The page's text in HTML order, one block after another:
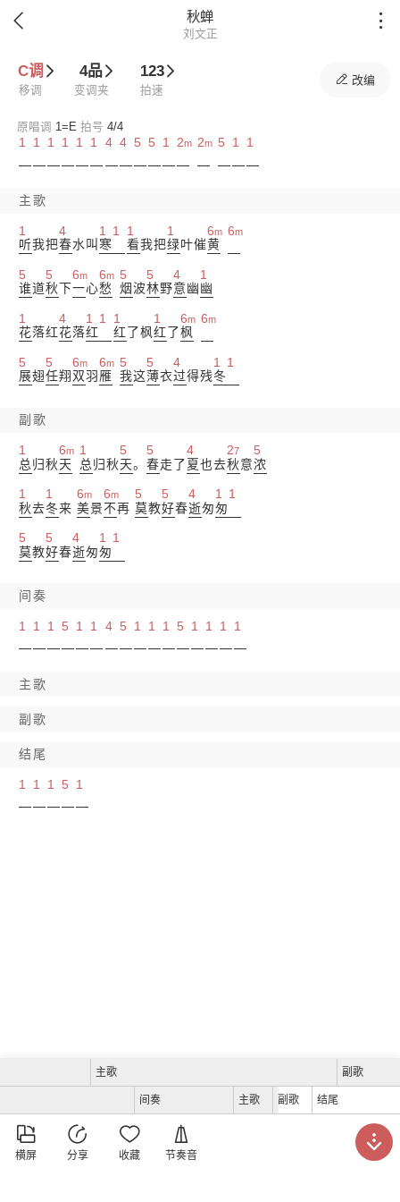
 秋蝉
刘文正

C调
移调
4品
变调夹
123
拍速
 改编
原唱调 1= E 拍号 4/4
1 1 1 1 1 1 4 4 5 5 1 2m 2m 5 1 1
主歌
1
听我把
4
春水叫
1
寒
1
1
看我把
1
绿叶催
6m
黄
6m
5
谁道
5
秋下
6m
一心
6m
愁
5
烟波
5
林野
4
意幽
1
幽
1
花落红
4
花落
1
红
1
1
红了枫
1
红了
6m
枫
6m
5
展翅
5
任翔
6m
双羽
6m
雁
5
我这
5
薄衣
4
过得残
1
冬
1
副歌
1
总归秋
6m
天
1
总归秋
5
天。
5
春走了
4
夏也去
27
秋意
5
浓
1
秋去
1
冬来
6m
美景
6m
不再
5
莫教
5
好春
4
逝匆
1
匆
1
5
莫教
5
好春
4
逝匆
1
匆
1
间奏
1 1 1 5 1 1 4 5 1 1 1 5 1 1 1 1
主歌
副歌
结尾
1 1 1 5 1
主歌 副歌
间奏 主歌 副歌 结尾

横屏

分享

收藏

节奏音
